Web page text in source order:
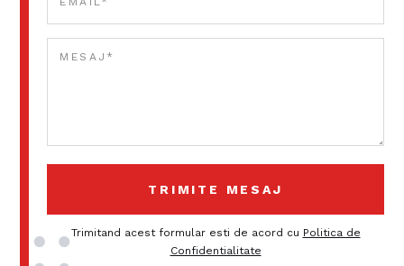
Trimitand acest formular esti de acord cu Politica de
Confidentialitate